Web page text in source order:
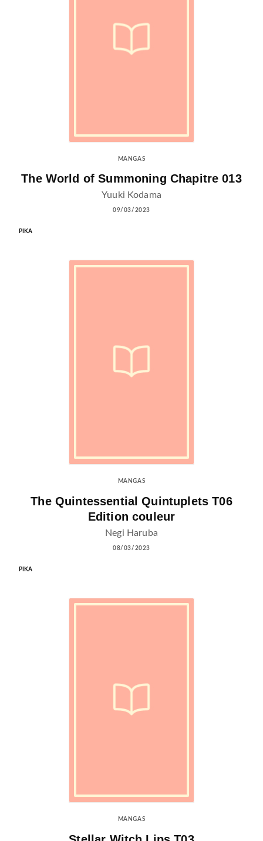
MANGAS
The World of Summoning Chapitre 013
Yuuki Kodama
09/03/2023
PIKA
MANGAS
The Quintessential Quintuplets T06
Edition couleur
Negi Haruba
08/03/2023
PIKA
MANGAS